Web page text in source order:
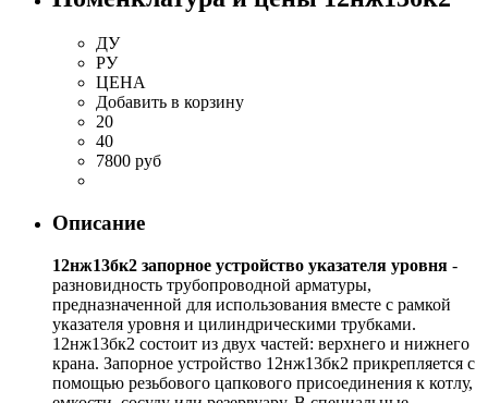
ДУ
РУ
ЦЕНА
Добавить в корзину
20
40
7800 руб
Описание
12нж13бк2 запорное устройство указателя уровня -
разновидность трубопроводной арматуры,
предназначенной для использования вместе с рамкой
указателя уровня и цилиндрическими трубками.
12нж13бк2 состоит из двух частей: верхнего и нижнего
крана. Запорное устройство 12нж13бк2 прикрепляется с
помощью резьбового цапкового присоединения к котлу,